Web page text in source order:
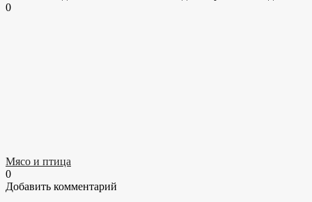
0
Мясо и птица
0
Добавить комментарий